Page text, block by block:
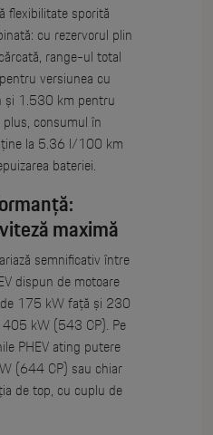
flexibilitate sporită
cu rezervorul plin
range-ul total
versiunea cu
și 1.530 km pentru
consumul în
la 5.36 l/100 km
bateriei.
maximă
semnificativ între
dispun de motoare
175 kW față și 230
kW (543 CP). Pe
PHEV ating putere
(644 CP) sau chiar
de top, cu cuplu de